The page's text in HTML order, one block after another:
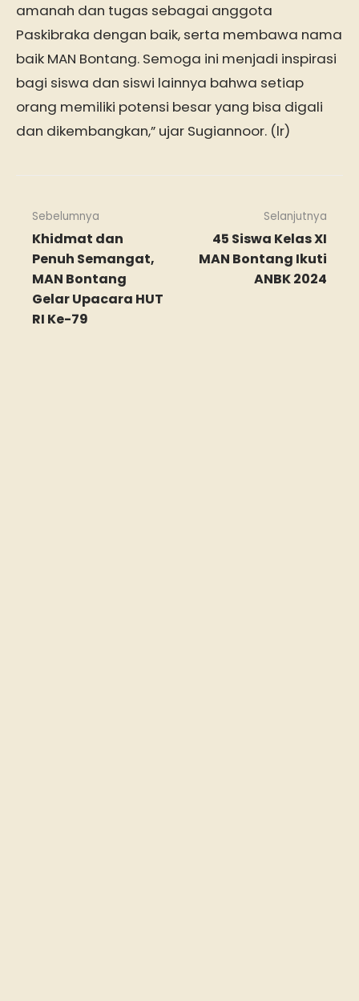
amanah dan tugas sebagai anggota
Paskibraka dengan baik, serta membawa nama
baik MAN Bontang. Semoga ini menjadi inspirasi
bagi siswa dan siswi lainnya bahwa setiap
orang memiliki potensi besar yang bisa digali
dan dikembangkan,” ujar Sugiannoor. (lr)
Sebelumnya
Khidmat dan
Penuh Semangat,
MAN Bontang
Gelar Upacara HUT
RI Ke-79
Selanjutnya
45 Siswa Kelas XI
MAN Bontang Ikuti
ANBK 2024